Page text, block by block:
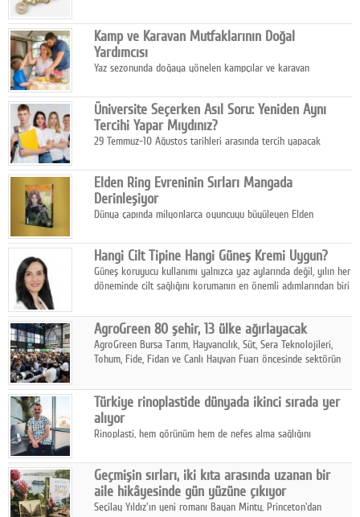
dokunuşunu taşıyor.
Kamp ve Karavan Mutfaklarının Doğal
Yardımcısı
Yaz sezonunda doğaya yönelen kampçılar ve karavan
temizlik sağlayan, çevreye duyarlı bitkisel içerikli ürünleri tercih
ediyor.
Üniversite Seçerken Asıl Soru: Yeniden Aynı
Tercihi Yapar Mıydınız?
29 Temmuz-10 Ağustos tarihleri arasında tercih yapacak
Elden Ring Evreninin Sırları Mangada
Derinleşiyor
Dünya çapında milyonlarca oyuncuyu büyüleyen Elden
aksiyonu ve karanlık fantastik atmosferi bir araya getirmeyi
sürdürüyor.
Hangi Cilt Tipine Hangi Güneş Kremi Uygun?
Güneş koruyucu kullanımı yalnızca yaz aylarında değil, yılın her
döneminde cilt sağlığını korumanın en önemli adımlarından biri
AgroGreen 80 şehir, 13 ülke ağırlayacak
AgroGreen Bursa Tarım, Hayvancılık, Süt, Sera Teknolojileri,
Tohum, Fide, Fidan ve Canlı Hayvan Fuarı öncesinde sektörün
Türkiye rinoplastide dünyada ikinci sırada yer
alıyor
Rinoplasti, hem görünüm hem de nefes alma sağlığını
biri konumunda.
Geçmişin sırları, iki kıta arasında uzanan bir
aile hikâyesinde gün yüzüne çıkıyor
Seçilay Yıldız'ın yeni romanı Bayan Minty, Princeton'dan